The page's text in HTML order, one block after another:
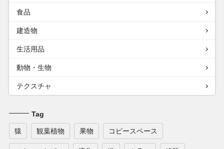
食品
建造物
生活用品
動物・生物
テクスチャ
Tag
猿 観葉植物 果物 コピースペース